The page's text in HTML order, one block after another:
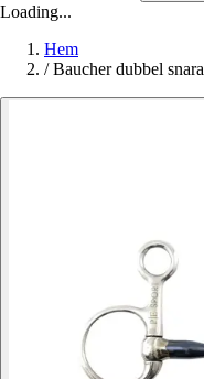
Loading...
Hem
/ Baucher dubbel